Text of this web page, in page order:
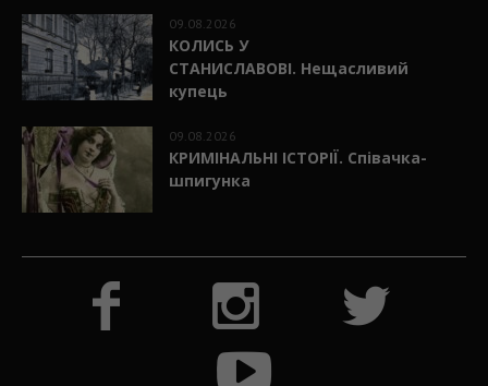
09.08.2026
КОЛИСЬ У
СТАНИСЛАВОВІ. Нещасливий
купець
09.08.2026
КРИМІНАЛЬНІ ІСТОРІЇ. Співачка-
шпигунка